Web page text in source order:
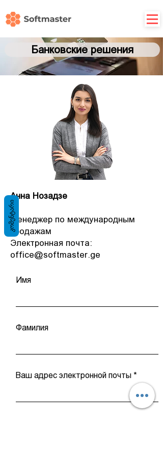
Анна Нозадзе
Менеджер по международным
продажам
Электронная почта:
office@softmaster.ge
Имя
Фамилия
Ваш адрес электронной почты
Банковские решения
ᲙᲝᲛᲔᲜᲢᲐᲠᲘ